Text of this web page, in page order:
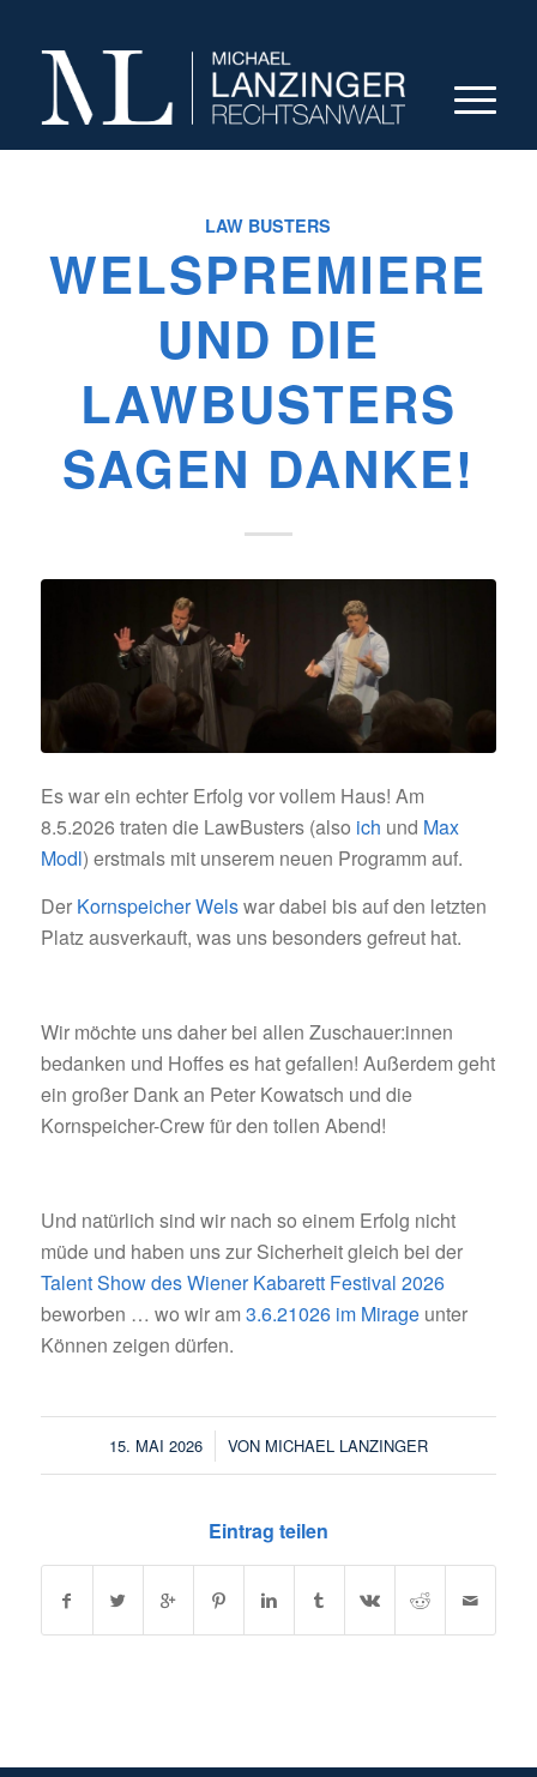
LAW BUSTERS
WELSPREMIERE
UND DIE
LAWBUSTERS
SAGEN DANKE!
Es war ein echter Erfolg vor vollem Haus! Am
8.5.2026 traten die LawBusters (also ich und Max
Modl) erstmals mit unserem neuen Programm auf.
Der Kornspeicher Welswar dabei bis auf den letzten
Platz ausverkauft, was uns besonders gefreut hat.
Wir möchte uns daher bei allen Zuschauer:innen
bedanken und Hoffes es hat gefallen! Außerdem geht
ein großer Dank an Peter Kowatsch und die
Kornspeicher-Crew für den tollen Abend!
Und natürlich sind wir nach so einem Erfolg nicht
müde und haben uns zur Sicherheit gleich bei der
Talent Show des Wiener Kabarett Festival 2026
beworben … wo wir am 3.6.21026 im Mirageunter
Können zeigen dürfen.
15. MAI 2026
/ VON MICHAEL LANZINGER
Eintrag teilen